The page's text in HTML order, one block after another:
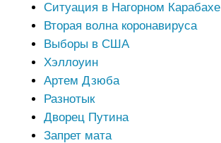
Ситуация в Нагорном Карабахе
Вторая волна коронавируса
Выборы в США
Хэллоуин
Артем Дзюба
Разнотык
Дворец Путина
Запрет мата